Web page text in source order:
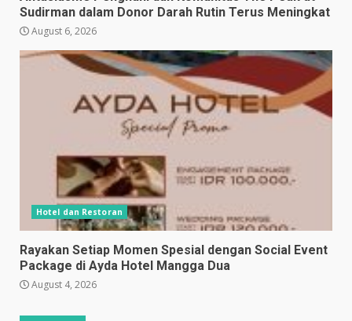
Sudirman dalam Donor Darah Rutin Terus Meningkat
August 6, 2026
Hotel dan Restoran
Rayakan Setiap Momen Spesial dengan Social Event
Package di Ayda Hotel Mangga Dua
August 4, 2026